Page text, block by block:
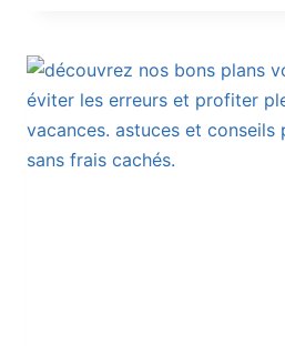
SÉJOUR
PROMO
CACHE
QUELS